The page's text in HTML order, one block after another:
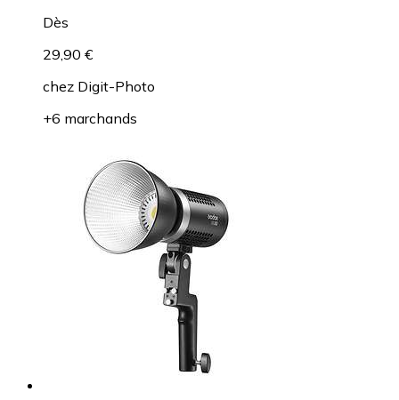
Dès
29,90 €
chez Digit-Photo
+6 marchands